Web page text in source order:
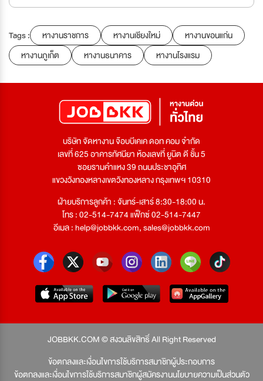
Tags : หางานราชการ หางานเชียงใหม่
หางานขอนแก่น
หางานภูเก็ต
หางานธนาคาร หางานโรงแรม
บริษัท จัดหางาน จ๊อบบีเคเค ดอท คอม จำกัด
เลขที่ 625 อาคารทัศนียา ห้องเลขที่ ยูนิต ดี ชั้น 5
ซอยรามคำแหง 39 ถนนประชาอุทิศ
แขวงวังทองหลางเขตวังทองหลาง กรุงเทพฯ 10310
ฝ่ายบริการลูกค้า : จันทร์-เสาร์ 8:30-18:00 น.
โทร : 02-514-7474 แฟ็กซ์ 02-514-7447
อีเมล :help@jobbkk.com,sales@jobbkk.com
JOBBKK.COM © สงวนลิขสิทธิ์ All Right Reserved
ข้อตกลงและเงื่อนไขการใช้บริการสมาชิกผู้ประกอบการ
ข้อตกลงและเงื่อนไขการใช้บริการสมาชิกผู้สมัครงานนโยบายความเป็นส่วนตัว